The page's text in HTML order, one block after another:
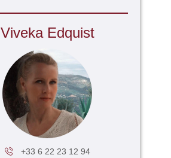
Viveka Edquist
+33 6 22 23 12 94